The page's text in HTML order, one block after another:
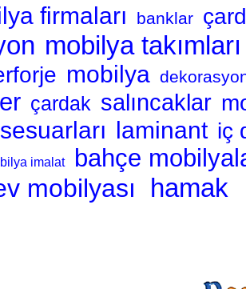
firmaları banklar
mobilya takımları
mobilya
çardak salıncaklar
laminant iç
imalat bahçe
mobilyası hamak